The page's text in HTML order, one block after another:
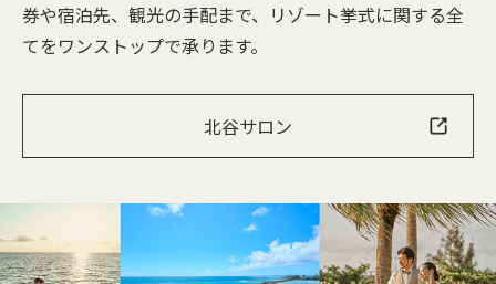
券や宿泊先、観光の手配まで、リゾート挙式に関する全
てをワンストップで承ります。
北谷サロン